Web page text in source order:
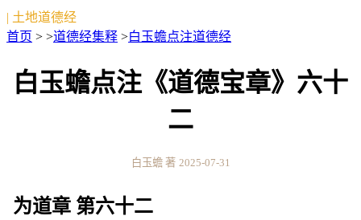
| 土地道德经
首页 > >道德经集释 >白玉蟾点注道德经
白玉蟾点注《道德宝章》六十
二
白玉蟾 著 2025-07-31
为道章 第六十二